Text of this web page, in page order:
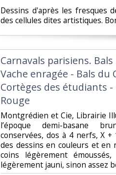
‎Dessins d'après les fresques
des cellules dites artistiques.
‎Carnavals parisiens.
Vache enragée - Bals
Cortèges des étudiants
Rouge‎
‎Montgrédien et Cie, Librairie
l’époque demi-basane
conservées, dos à 4 nerfs, X
des dessins en couleurs et
coins légèrement
légèrement jauni, sinon assez